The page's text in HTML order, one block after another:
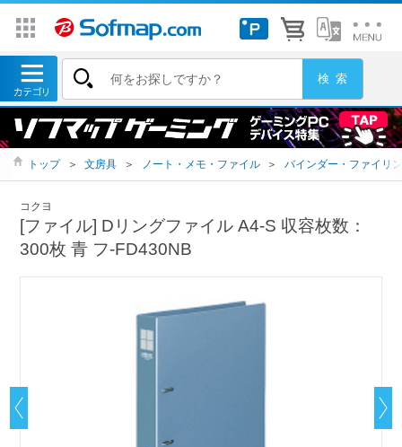
トップ ＞ 文房具 ＞ ノート・メモ・ファイル ＞ バインダー・ファイリ
コクヨ
[ファイル] Dリングファイル A4-S 収容枚数：
300枚 青 フ-FD430NB